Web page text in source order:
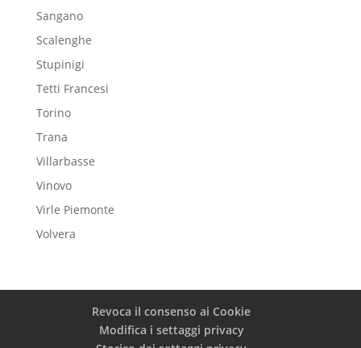
Sangano
Scalenghe
Stupinigi
Tetti Francesi
Torino
Trana
Villarbasse
Vinovo
Virle Piemonte
Volvera
Revoca il consenso ai Cookie
Modifica i settaggi privacy